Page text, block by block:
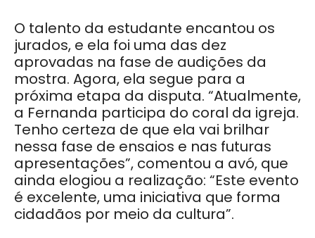
O talento da estudante encantou os
jurados, e ela foi uma das dez
aprovadas na fase de audições da
mostra. Agora, ela segue para a
próxima etapa da disputa. “Atualmente,
a Fernanda participa do coral da igreja.
Tenho certeza de que ela vai brilhar
nessa fase de ensaios e nas futuras
apresentações”, comentou a avó, que
ainda elogiou a realização: “Este evento
é excelente, uma iniciativa que forma
cidadãos por meio da cultura”.